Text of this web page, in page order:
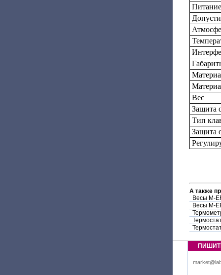
Питание
Вес
Защита
Тип
Защита
А также
Весы M-
Весы M-